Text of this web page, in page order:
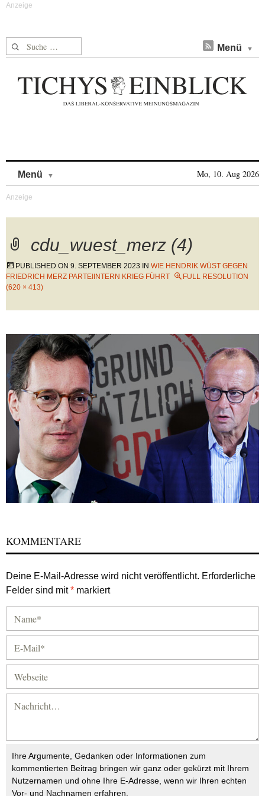
Suche nach: Menü
Menü Mo, 10. Aug 2026
cdu_wuest_merz (4)
PUBLISHED ON 9. SEPTEMBER 2023 IN WIE HENDRIK WÜST GEGEN
FRIEDRICH MERZ PARTEIINTERN KRIEG FÜHRT
FULL RESOLUTION
(620 × 413)
KOMMENTARE
Deine E-Mail-Adresse wird nicht veröffentlicht. Erforderliche
Felder sind mit* markiert
Ihre Argumente, Gedanken oder Informationen zum
kommentierten Beitrag bringen wir ganz oder gekürzt mit Ihrem
Nutzernamen und ohne Ihre E-Adresse, wenn wir Ihren echten
Vor- und Nachnamen erfahren.